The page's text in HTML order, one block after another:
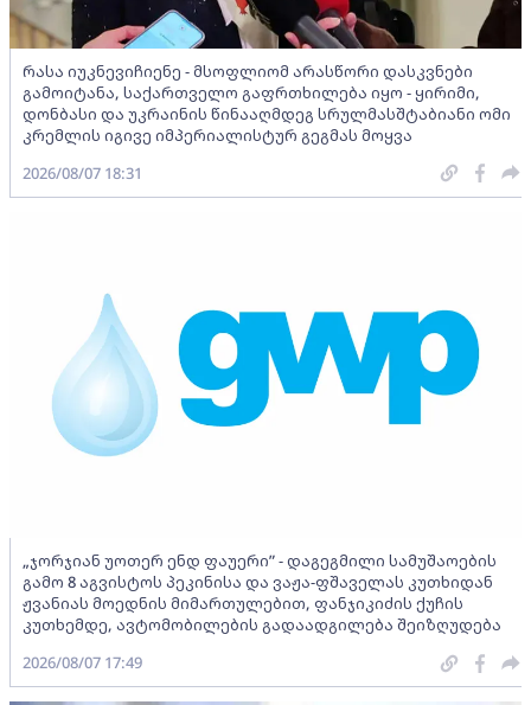
რასა იუკნევიჩიენე - მსოფლიომ არასწორი დასკვნები
გამოიტანა, საქართველო გაფრთხილება იყო - ყირიმი,
დონბასი და უკრაინის წინააღმდეგ სრულმასშტაბიანი ომი
კრემლის იგივე იმპერიალისტურ გეგმას მოყვა
2026/08/07 18:31
„ჯორჯიან უოთერ ენდ ფაუერი” - დაგეგმილი სამუშაოების
გამო 8 აგვისტოს პეკინისა და ვაჟა-ფშაველას კუთხიდან
ჟვანიას მოედნის მიმართულებით, ფანჯიკიძის ქუჩის
კუთხემდე, ავტომობილების გადაადგილება შეიზღუდება
2026/08/07 17:49